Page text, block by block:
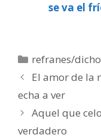
se va el
Categorías
refranes/
El amor de la
echa a ver
Aquel que
verdadero